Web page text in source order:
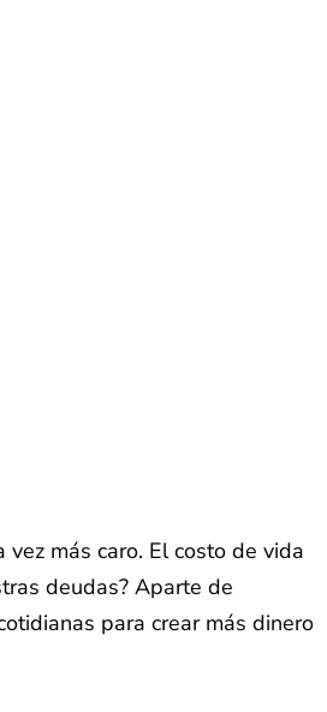
más caro. El costo de vida
deudas? Aparte de
para crear más dinero